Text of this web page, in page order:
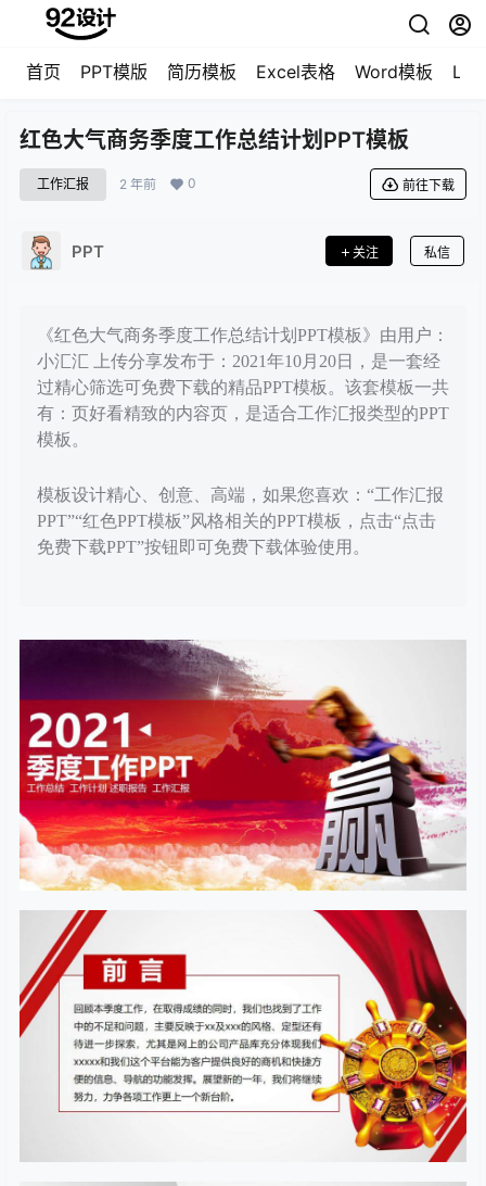
首页 PPT模版 简历模板 Excel表格 Word模板
红色大气商务季度工作总结计划PPT模板
工作汇报 2 年前 0 前往下载
PPT 关注 私信
《红色大气商务季度工作总结计划PPT模板》由用户：
小汇汇 上传分享发布于：2021年10月20日，是一套经
过精心筛选可免费下载的精品PPT模板。该套模板一共
有：页好看精致的内容页，是适合工作汇报类型的PPT
模板。
模板设计精心、创意、高端，如果您喜欢：“工作汇报
PPT”“红色PPT模板”风格相关的PPT模板，点击“点击
免费下载PPT”按钮即可免费下载体验使用。